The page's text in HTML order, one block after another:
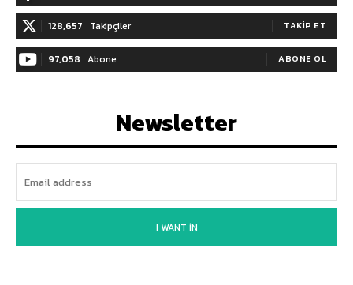
128,657 Takipçiler TAKIP ET
97,058 Abone ABONE OL
Newsletter
I WANT IN